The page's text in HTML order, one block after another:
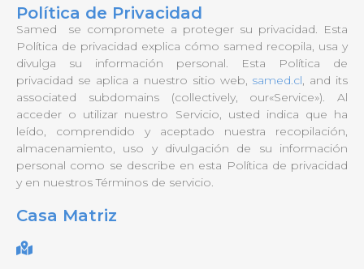
Política de Privacidad
Samed se compromete a proteger su privacidad. Esta
Política de privacidad explica cómo samed recopila, usa y
divulga su información personal.
Esta Política de
privacidad se aplica a nuestro sitio web, samed.cl, and its
associated subdomains (collectively, our«Service»). Al
acceder o utilizar nuestro Servicio, usted indica que ha
leído, comprendido y aceptado nuestra recopilación,
almacenamiento, uso y divulgación de su información
personal como se describe en esta Política de privacidad
y en nuestrosTérminos de servicio.
Casa Matriz